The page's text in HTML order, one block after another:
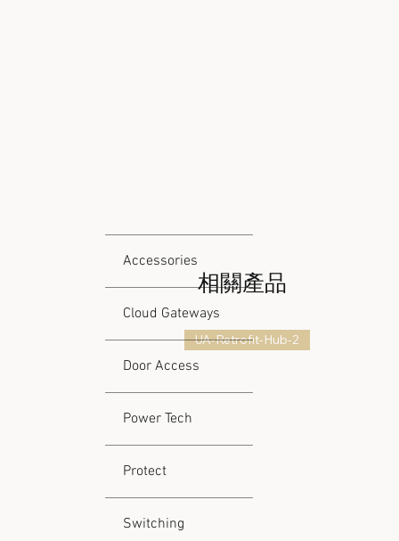
Accessories
Cloud Gateways
Door Access
Power Tech
Protect
Switching
相關產品
UA-Retrofit-Hub-2